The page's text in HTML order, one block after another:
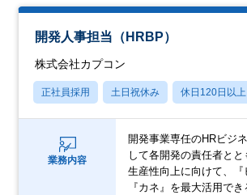
開発人事担当（HRBP）
株式会社カプコン
正社員採用 土日祝休み 休日120日以上
業務内容
開発事業専任のHRビジ
して各開発の責任者と
生産性向上に向けて、『
『カネ』を最大活用で